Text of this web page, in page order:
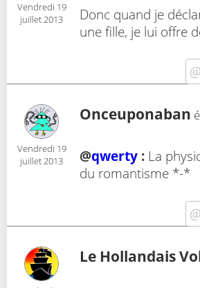
Vendredi 19
juillet 2013
Donc quand je
une fille, je lui offre
Vendredi 19
juillet 2013
Onceuponaban
@qwerty : La
du romantisme *-*
Le Hollandais